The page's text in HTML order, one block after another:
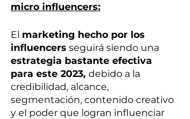
micro influencers:
El marketing hecho por los
influencers seguirá siendo una
estrategia bastante efectiva
para este 2023, debido a la
credibilidad, alcance,
segmentación, contenido creativo
y el poder que logran influenciar